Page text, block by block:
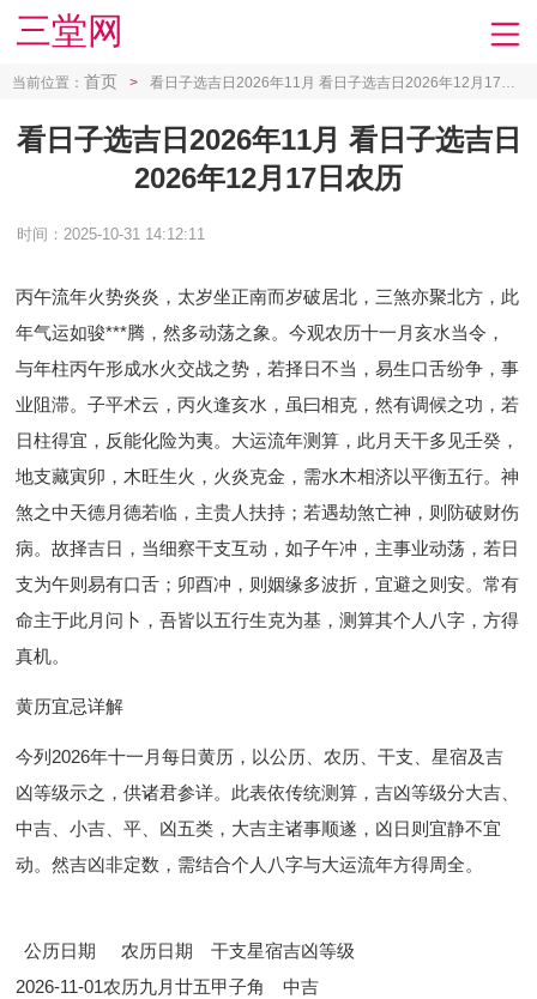
三堂网
当前位置： 首页 > 看日子选吉日2026年11月 看日子选吉日2026年12月17日农历
看日子选吉日2026年11月 看日子选吉日
2026年12月17日农历
时间：2025-10-31 14:12:11
丙午流年火势炎炎，太岁坐正南而岁破居北，三煞亦聚北方，此
年气运如骏***腾，然多动荡之象。今观农历十一月亥水当令，
与年柱丙午形成水火交战之势，若择日不当，易生口舌纷争，事
业阻滞。子平术云，丙火逢亥水，虽曰相克，然有调候之功，若
日柱得宜，反能化险为夷。大运流年测算，此月天干多见壬癸，
地支藏寅卯，木旺生火，火炎克金，需水木相济以平衡五行。神
煞之中天德月德若临，主贵人扶持；若遇劫煞亡神，则防破财伤
病。故择吉日，当细察干支互动，如子午冲，主事业动荡，若日
支为午则易有口舌；卯酉冲，则姻缘多波折，宜避之则安。常有
命主于此月问卜，吾皆以五行生克为基，测算其个人八字，方得
真机。
黄历宜忌详解
今列2026年十一月每日黄历，以公历、农历、干支、星宿及吉
凶等级示之，供诸君参详。此表依传统测算，吉凶等级分大吉、
中吉、小吉、平、凶五类，大吉主诸事顺遂，凶日则宜静不宜
动。然吉凶非定数，需结合个人八字与大运流年方得周全。
公历日期 农历日期 干支星宿吉凶等级
2026-11-01农历九月廿五甲子角
中吉